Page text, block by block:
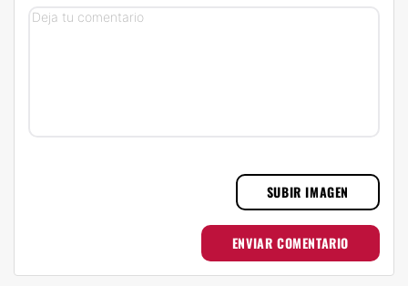
SUBIR IMAGEN
ENVIAR COMENTARIO